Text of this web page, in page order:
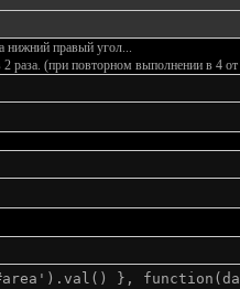
нижний правый угол...
раза. (при повторном выполнении в 4
},